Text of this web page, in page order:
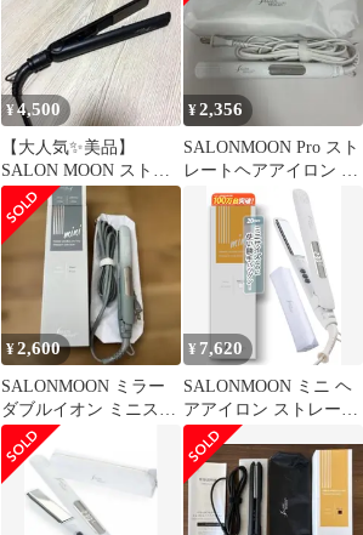
¥4,500
【大人気✨美品】
SALON MOON ストレ
ートヘアアイロン ブラ
ック
¥2,356
SALONMOON Pro スト
レートヘアアイロン 本
¥2,600
SALONMOON ミラー
ダブルイオン ミニスト
レートヘアアイロン
¥ 7,620
SALONMOON ミニ ヘ
アアイロン ストレート
20mm 2WAY 軽量 コン
パクト 高速起動 ダブル
マイナスイオン 80～
230℃ | デジタル表示 海
外対応 80～230℃ 人気